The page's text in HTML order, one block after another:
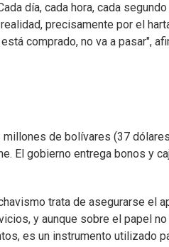
día, cada hora, cada
precisamente por el
comprado, no va a pasar",
de bolívares (37
El gobierno entrega bonos y
trata de asegurarse el
y aunque sobre el papel
es un instrumento utilizado